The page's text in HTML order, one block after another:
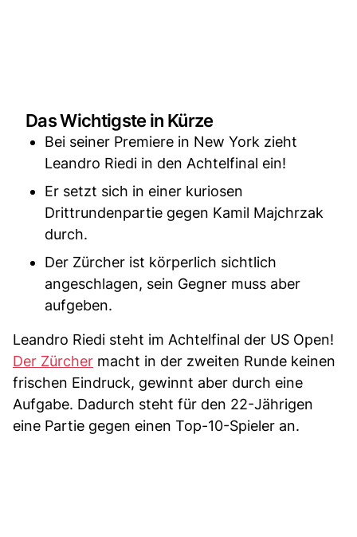
Das Wichtigste in Kürze
Bei seiner Premiere in New York zieht
Leandro Riedi in den Achtelfinal ein!
Er setzt sich in einer kuriosen
Drittrundenpartie gegen Kamil Majchrzak
durch.
Der Zürcher ist körperlich sichtlich
angeschlagen, sein Gegner muss aber
aufgeben.
Leandro Riedi steht im Achtelfinal der US Open!
Der Zürcher macht in der zweiten Runde keinen
frischen Eindruck, gewinnt aber durch eine
Aufgabe. Dadurch steht für den 22-Jährigen
eine Partie gegen einen Top-10-Spieler an.